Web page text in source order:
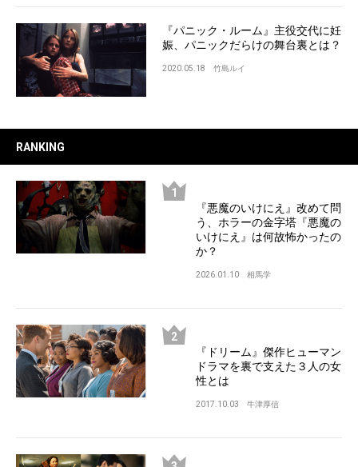
『パニック・ルーム』主役交代に妊
娠、パニックだらけの舞台裏とは？
2020.05.18 竹島ルイ
RANKING
『悪魔のいけにえ』改めて問
う、ホラーの金字塔『悪魔の
いけにえ』は何故怖かったの
か？
2026.01.10 相馬学
『ドリーム』傑作ヒューマン
ドラマを裏で支えた３人の女
性とは
2017.10.03 牛津厚信